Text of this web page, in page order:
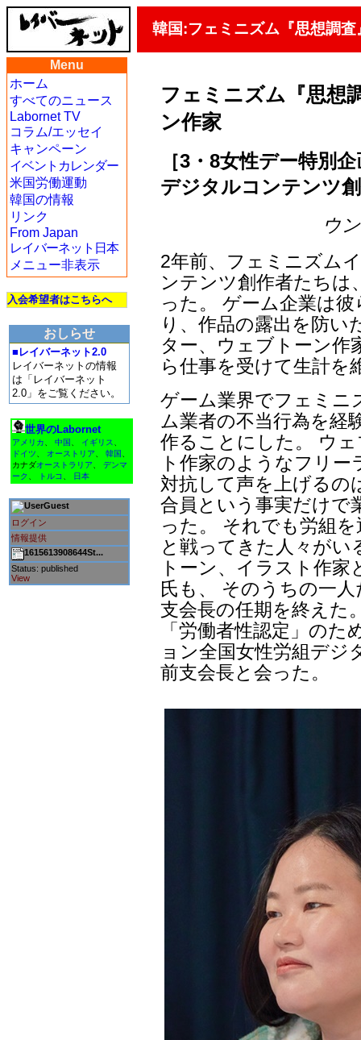
韓国:フェミニズム『思想調
Menu
ホーム
すべてのニュース
Labornet TV
コラム/エッセイ
キャンペーン
イベントカレンダー
米国労働運動
韓国の情報
リンク
From Japan
レイバーネット日本
メニュー非表示
入会希望者はこちらへ
おしらせ
■レイバーネット2.0
レイバーネットの情報
は「レイバーネット
2.0」をご覧ください。
世界のLabornet
アメリカ 中国 イギリス
ドイツ
オーストリア 韓国
カナダオーストラリア
デンマ
ーク
トルコ 日本
Guest
ログイン
情報提供
1615613908644St...
Status: published
View
フェミニズム『思想
ン作家
［3・8女性デー特別
デジタルコンテンツ
ウ
2年前、フェミニズム
ンテンツ創作者たちは
った。 ゲーム企業は
り、作品の露出を防い
ター、ウェブトーン作
ら仕事を受けて生計を
ゲーム業界でフェミニ
ム業者の不当行為を経
作ることにした。 ウ
ト作家のようなフリ
対抗して声を上げるの
合員という事実だけで
った。 それでも労組
と戦ってきた人々がい
トーン、イラスト作
氏も、 そのうちの一
支会長の任期を終えた
「労働者性認定」の
ョン全国女性労組デジ
前支会長と会った。